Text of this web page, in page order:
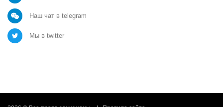
Наш чат в telegram
Мы в twitter